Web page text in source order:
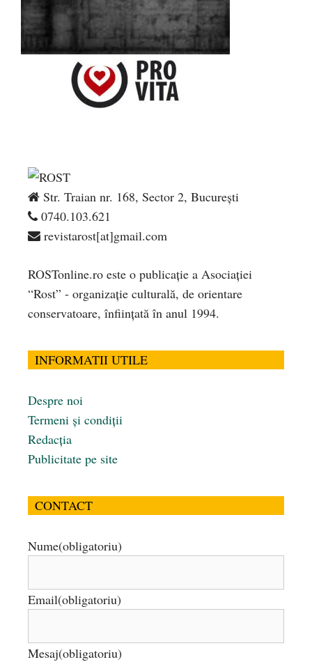
Str. Traian nr. 168, Sector 2, București
0740.103.621
revistarost[at]gmail.com
ROSTonline.ro este o publicaţie a Asociaţiei
“Rost” - organizaţie culturală, de orientare
conservatoare, înfiinţată în anul 1994.
INFORMATII UTILE
Despre noi
Termeni și condiții
Redacția
Publicitate pe site
CONTACT
Nume(obligatoriu)
Email(obligatoriu)
Mesaj(obligatoriu)